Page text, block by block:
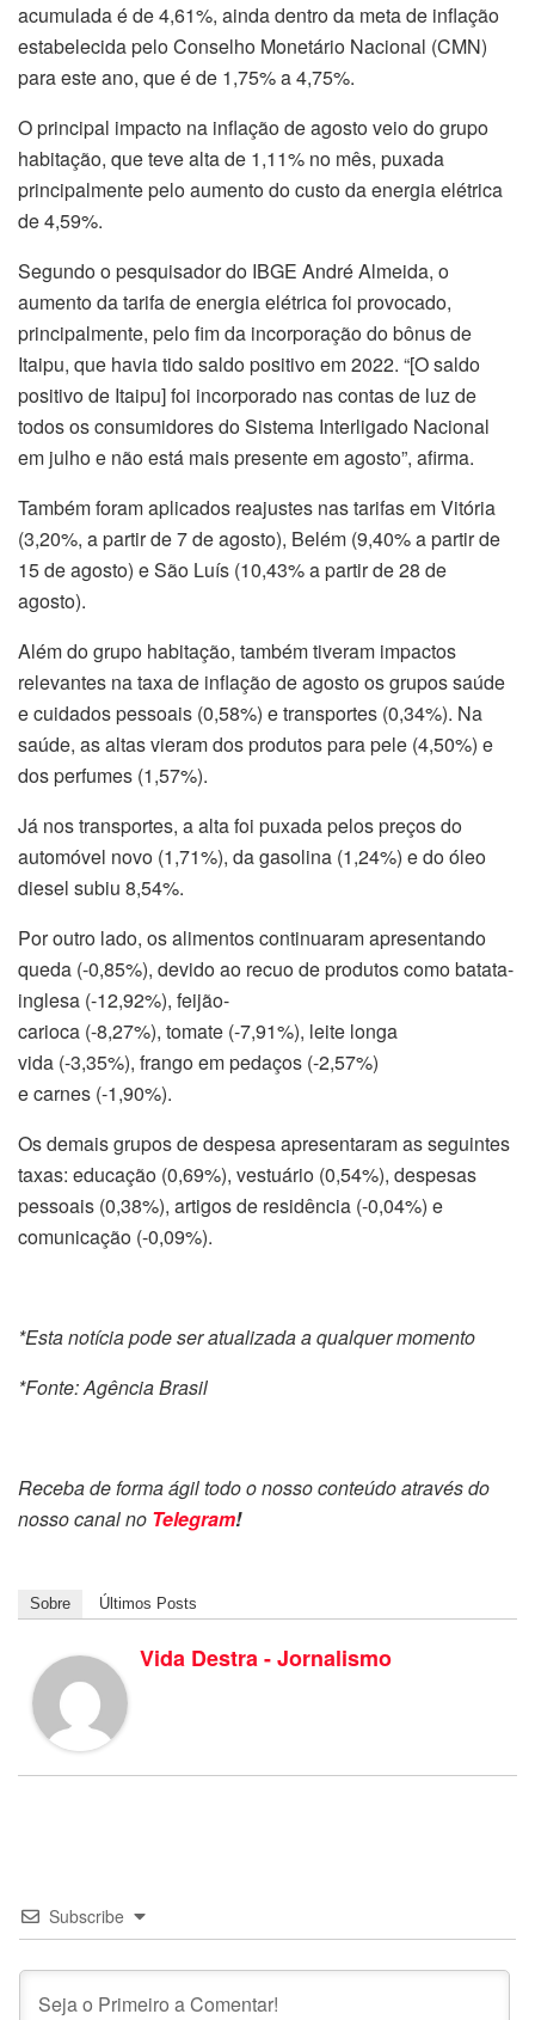
acumulada é de 4,61%, ainda dentro da meta de inflação
estabelecida pelo Conselho Monetário Nacional (CMN)
para este ano, que é de 1,75% a 4,75%.
O principal impacto na inflação de agosto veio do grupo
habitação, que teve alta de 1,11% no mês, puxada
principalmente pelo aumento do custo da energia elétrica
de 4,59%.
Segundo o pesquisador do IBGE André Almeida, o
aumento da tarifa de energia elétrica foi provocado,
principalmente, pelo fim da incorporação do bônus de
Itaipu, que havia tido saldo positivo em 2022. “[O saldo
positivo de Itaipu] foi incorporado nas contas de luz de
todos os consumidores do Sistema Interligado Nacional
em julho e não está mais presente em agosto”, afirma.
Também foram aplicados reajustes nas tarifas em Vitória
(3,20%, a partir de 7 de agosto), Belém (9,40% a partir de
15 de agosto) e São Luís (10,43% a partir de 28 de
agosto).
Além do grupo habitação, também tiveram impactos
relevantes na taxa de inflação de agosto os grupos saúde
e cuidados pessoais (0,58%) e transportes (0,34%). Na
saúde, as altas vieram dos produtos para pele (4,50%) e
dos perfumes (1,57%).
Já nos transportes, a alta foi puxada pelos preços do
automóvel novo (1,71%), da gasolina (1,24%) e do óleo
diesel subiu 8,54%.
Por outro lado, os alimentos continuaram apresentando
queda (-0,85%), devido ao recuo de produtos como batata-
inglesa (-12,92%), feijão-
carioca (-8,27%), tomate (-7,91%), leite longa
vida (-3,35%), frango em pedaços (-2,57%)
e carnes (-1,90%).
Os demais grupos de despesa apresentaram as seguintes
taxas: educação (0,69%), vestuário (0,54%), despesas
pessoais (0,38%), artigos de residência (-0,04%) e
comunicação (-0,09%).
*Esta notícia pode ser atualizada a qualquer momento
*Fonte: Agência Brasil
Receba de forma ágil todo o nosso conteúdo através do
nosso canal no Telegram!
Sobre Últimos Posts
Vida Destra - Jornalismo
Subscribe